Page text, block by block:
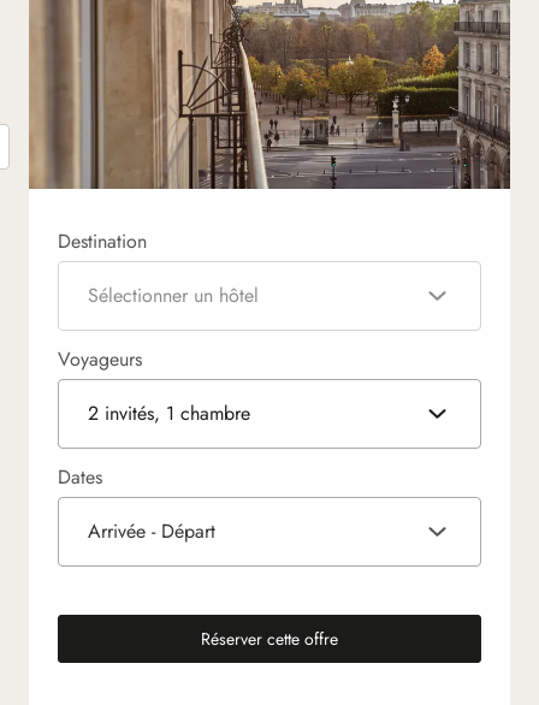
Destination
Sélectionner un hôtel
Voyageurs
2 invités, 1 chambre
Dates
Arrivée - Départ
Réserver cette offre
(nouvel onglet)